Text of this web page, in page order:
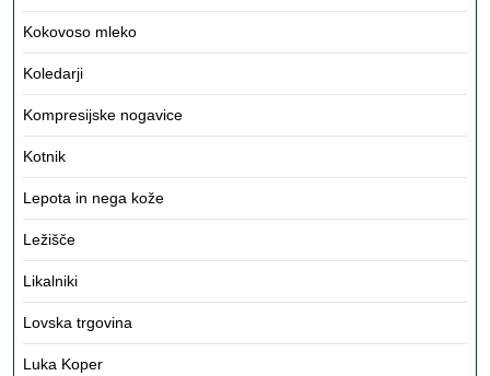
Kokovoso mleko
Koledarji
Kompresijske nogavice
Kotnik
Lepota in nega kože
Ležišče
Likalniki
Lovska trgovina
Luka Koper